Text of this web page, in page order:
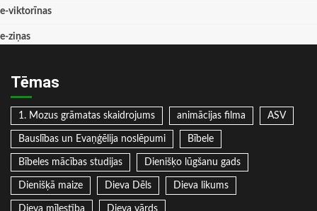
e-viktorīnas
e-ziņas
Tēmas
1. Mozus grāmatas skaidrojums animācijas filma ASV
Bauslības un Evaņģēlija noslēpumi Bībele
Bībeles mācības studijas Dienišķo lūgšanu gads
Dienišķā maize Dieva Dēls Dieva likums